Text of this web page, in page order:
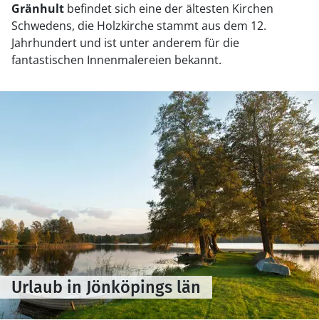
Gränhult befindet sich eine der ältesten Kirchen
Schwedens, die Holzkirche stammt aus dem 12.
Jahrhundert und ist unter anderem für die
fantastischen Innenmalereien bekannt.
Urlaub in Jönköpings län